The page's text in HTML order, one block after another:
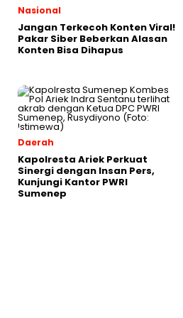
Nasional
Jangan Terkecoh Konten Viral!
Pakar Siber Beberkan Alasan
Konten Bisa Dihapus
Daerah
Kapolresta Ariek Perkuat
Sinergi dengan Insan Pers,
Kunjungi Kantor PWRI
Sumenep